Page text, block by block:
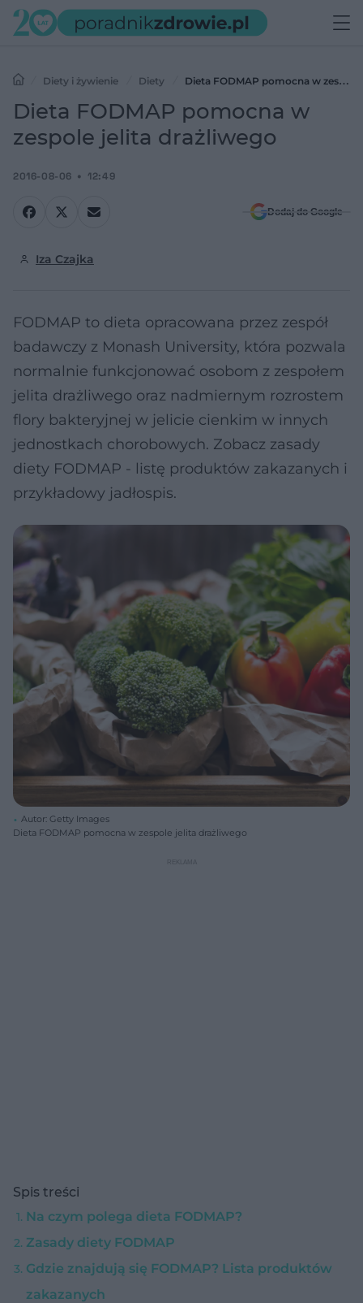
Diety i żywienie Diety
Dieta FODMAP pomocna w zespole
jelita drażliwego
Dieta FODMAP pomocna w
zespole jelita drażliwego
2016-08-06 12:49
Dodaj do Google
Iza Czajka
FODMAP to dieta opracowana przez zespół
badawczy z Monash University, która pozwala
normalnie funkcjonować osobom z zespołem
jelita drażliwego oraz nadmiernym rozrostem
flory bakteryjnej w jelicie cienkim w innych
jednostkach chorobowych. Zobacz zasady
diety FODMAP - listę produktów zakazanych i
przykładowy jadłospis.
Autor: Getty Images
Dieta FODMAP pomocna w zespole jelita drażliwego
Spis treści
Na czym polega dieta FODMAP?
Zasady diety FODMAP
Gdzie znajdują się FODMAP? Lista produktów
zakazanych